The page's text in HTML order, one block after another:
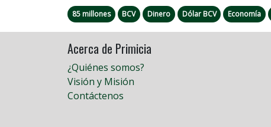
85 millones BCV Dinero Dólar BCV Economía
Acerca de Primicia
¿Quiénes somos?
Visión y Misión
Contáctenos